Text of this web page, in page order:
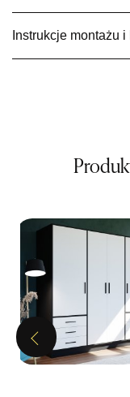
Salon meblowy
SALON
Salon meblowy
UL.PIONIERÓW 44
66-600 KROSNO
Nr tel.
508100164
Adres e-mail:
Instrukcje montażu
Previous